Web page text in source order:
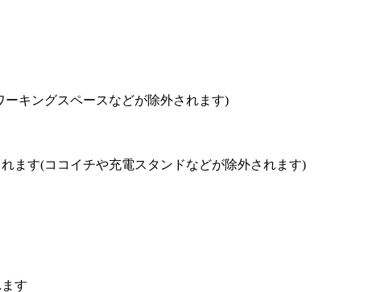
キングスペースなどが除外されます)
ます(ココイチや充電スタンドなどが除外されます)
す